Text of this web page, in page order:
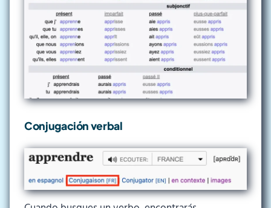
Conjugación verbal